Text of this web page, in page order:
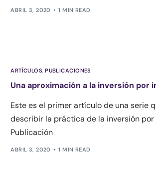
ABRIL 3, 2020 1 MIN READ
ARTÍCULOS,PUBLICACIONES
Una aproximación a la inversión por
Este es el primer artículo de una serie
describir la práctica de la inversión
Publicación
ABRIL 3, 2020 1 MIN READ